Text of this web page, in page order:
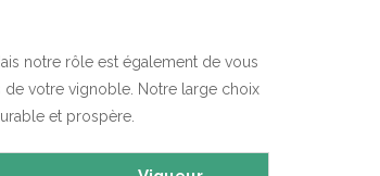
notre rôle est également de vous
votre vignoble. Notre large choix
et prospère.